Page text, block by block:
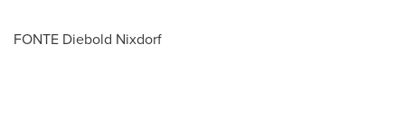
FONTE Diebold Nixdorf